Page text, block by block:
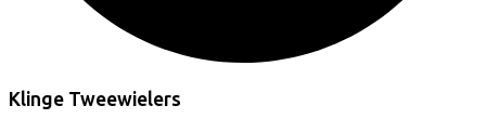
Klinge Tweewielers